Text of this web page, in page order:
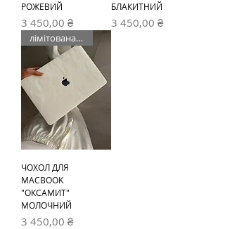
РОЖЕВИЙ
Ціна
3 450,00 ₴
БЛАКИТНИЙ
Ціна
3 450,00 ₴
лімітована серія
ЧОХОЛ ДЛЯ
MACBOOK
"ОКСАМИТ"
МОЛОЧНИЙ
Ціна
3 450,00 ₴